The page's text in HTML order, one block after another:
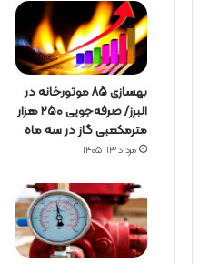
بهسازی ۸۵ موتورخانه در
البرز/ صرفه‌جویی ۲۵۰ هزار
مترمکعبی گاز در سه ماه
مرداد ۱۳, ۱۴۰۵